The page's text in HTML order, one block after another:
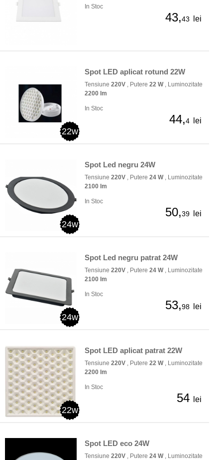
In Stoc
43,43 lei
22w
Spot LED aplicat rotund 22W
Tensiune 220V , Putere 22 W, Luminozitate
2200 lm
In Stoc
44,4 lei
24w
Spot Led negru 24W
Tensiune 220V , Putere 24 W, Luminozitate
2100 lm
In Stoc
50,39 lei
24w
Spot Led negru patrat 24W
Tensiune 220V , Putere 24 W, Luminozitate
2100 lm
In Stoc
53,98 lei
22w
Spot LED aplicat patrat 22W
Tensiune 220V , Putere 22 W, Luminozitate
2200 lm
In Stoc
54 lei
Spot LED eco 24W
Tensiune 220V , Putere 24 W, Luminozitate